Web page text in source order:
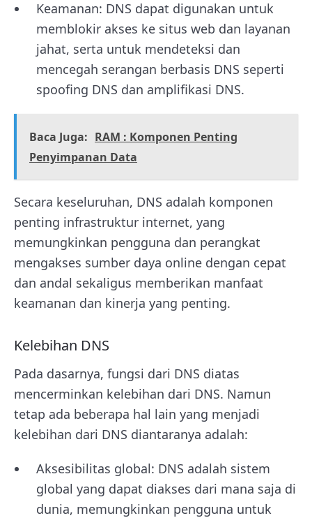
Keamanan: DNS dapat digunakan untuk
memblokir akses ke situs web dan layanan
jahat, serta untuk mendeteksi dan
mencegah serangan berbasis DNS seperti
spoofing DNS dan amplifikasi DNS.
Baca Juga: RAM : Komponen Penting
Penyimpanan Data
Secara keseluruhan, DNS adalah komponen
penting infrastruktur internet, yang
memungkinkan pengguna dan perangkat
mengakses sumber daya online dengan cepat
dan andal sekaligus memberikan manfaat
keamanan dan kinerja yang penting.
Kelebihan DNS
Pada dasarnya, fungsi dari DNS diatas
mencerminkan kelebihan dari DNS. Namun
tetap ada beberapa hal lain yang menjadi
kelebihan dari DNS diantaranya adalah:
Aksesibilitas global: DNS adalah sistem
global yang dapat diakses dari mana saja di
dunia, memungkinkan pengguna untuk